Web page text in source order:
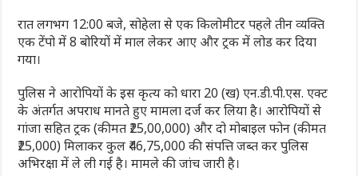
रात लगभग 12:00 बजे, सोहेला से एक किलोमीटर पहले तीन व्यक्ति
एक टेंपो में 8 बोरियों में माल लेकर आए और ट्रक में लोड कर दिया
गया।
पुलिस ने आरोपियों के इस कृत्य को धारा 20 (ख) एन.डी.पी.एस. एक्ट
के अंतर्गत अपराध मानते हुए मामला दर्ज कर लिया है। आरोपियों से
गांजा सहित ट्रक (कीमत ₹25,00,000) और दो मोबाइल फोन (कीमत
₹25,000) मिलाकर कुल ₹46,75,000 की संपत्ति जब्त कर पुलिस
अभिरक्षा में ले ली गई है। मामले की जांच जारी है।